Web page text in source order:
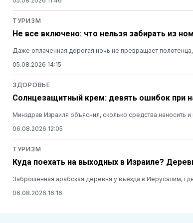
ТУРИЗМ
Не все включено: что нельзя забирать из
Даже оплаченная дорогая ночь не превращает
05.08.2026 14:15
ЗДОРОВЬЕ
Солнцезащитный крем: девять ошибок при
Минздрав Израиля объяснил, сколько средства наносить
06.08.2026 12:05
ТУРИЗМ
Куда поехать на выходных в Израиле?
Заброшенная арабская деревня у въезда в Иерусалим,
06.08.2026 16:16